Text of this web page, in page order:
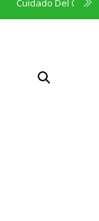
Cuidado Del